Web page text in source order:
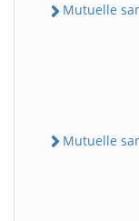
Mutuelle
Mutuelle